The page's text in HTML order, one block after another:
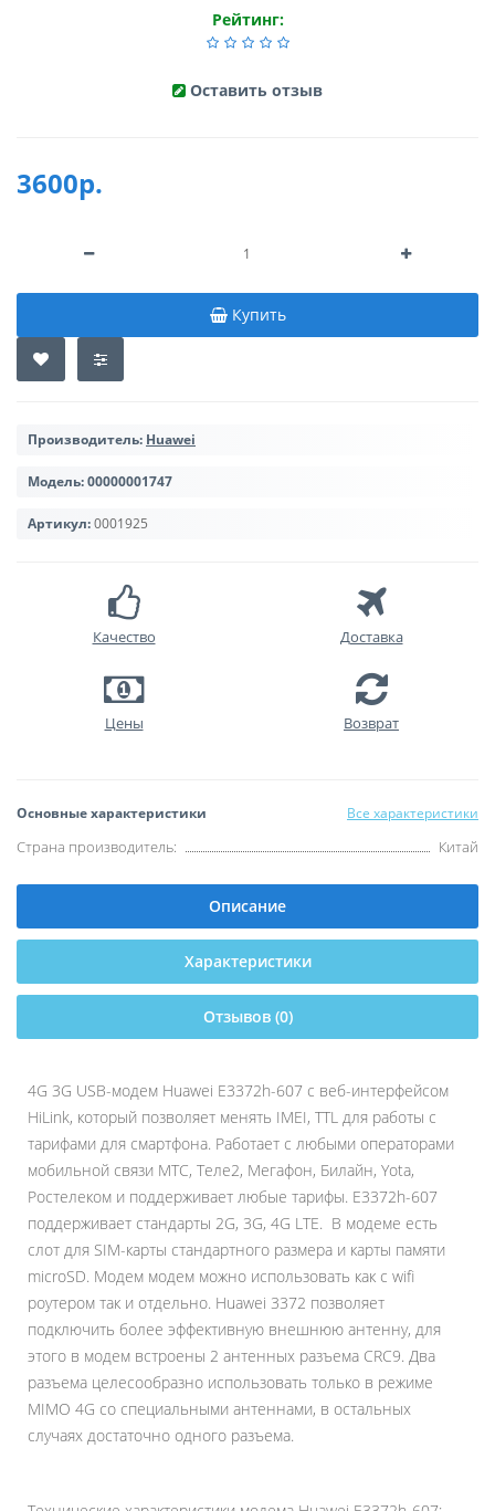
Рейтинг:
Оставить отзыв
3600р.
Купить
Производитель: Huawei
Модель:00000001747
Артикул:0001925
Качество Доставка
Цены Возврат
Основные характеристики Все характеристики
Страна производитель: Китай
Описание
Характеристики
Отзывов (0)
4G 3G USB-модем Huawei E3372h-607 с веб-интерфейсом
HiLink, который позволяет менять IMEI, TTL для работы с
тарифами для смартфона. Работает с любыми операторами
мобильной связи МТС, Теле2, Мегафон, Билайн, Yota,
Ростелеком и поддерживает любые тарифы. E3372h-607
поддерживает стандарты 2G, 3G, 4G LTE. В модеме есть
слот для SIM-карты стандартного размера и карты памяти
microSD. Модем модем можно использовать как с wifi
роутером так и отдельно. Huawei 3372 позволяет
подключить более эффективную внешнюю антенну, для
этого в модем встроены 2 антенных разъема CRC9. Два
разъема целесообразно использовать только в режиме
MIMO 4G со специальными антеннами, в остальных
случаях достаточно одного разъема.